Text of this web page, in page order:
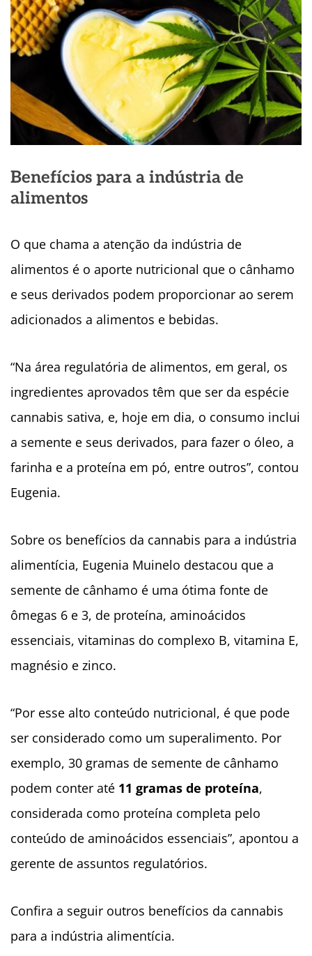
Benefícios para a indústria de
alimentos
O que chama a atenção da indústria de
alimentos é o aporte nutricional que o cânhamo
e seus derivados podem proporcionar ao serem
adicionados a alimentos e bebidas.
“Na área regulatória de alimentos, em geral, os
ingredientes aprovados têm que ser da espécie
cannabis sativa, e, hoje em dia, o consumo inclui
a semente e seus derivados, para fazer o óleo, a
farinha e a proteína em pó, entre outros”, contou
Eugenia.
Sobre os benefícios da cannabis para a indústria
alimentícia, Eugenia Muinelo destacou que a
semente de cânhamo é uma ótima fonte de
ômegas 6 e 3, de proteína, aminoácidos
essenciais, vitaminas do complexo B, vitamina E,
magnésio e zinco.
“Por esse alto conteúdo nutricional, é que pode
ser considerado como um superalimento. Por
exemplo, 30 gramas de semente de cânhamo
podem conter até 11 gramas de proteína,
considerada como proteína completa pelo
conteúdo de aminoácidos essenciais”, apontou a
gerente de assuntos regulatórios.
Confira a seguir outros benefícios da cannabis
para a indústria alimentícia.